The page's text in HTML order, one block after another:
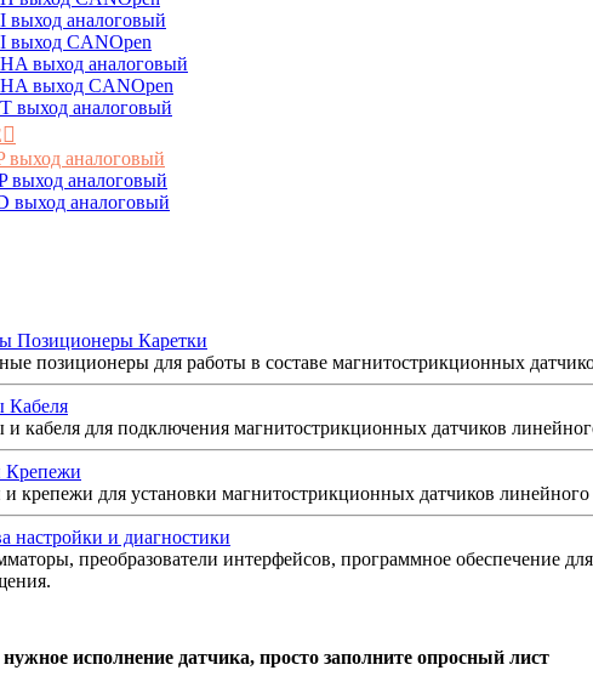
выход аналоговый
выход CANOpen
выход аналоговый
выход CANOpen
выход аналоговый
выход аналоговый
выход аналоговый
выход аналоговый
Позиционеры Каретки
позиционеры для работы в составе магнитострикционных
Кабеля
и кабеля для подключения магнитострикционных датчиков
крепежи для установки магнитострикционных датчиков
настройки и диагностики
преобразователи интерфейсов, программное обеспечение
исполнение датчика, просто заполните опросный лист